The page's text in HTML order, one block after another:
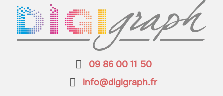
09 86 00 11 50
info@digigraph.fr